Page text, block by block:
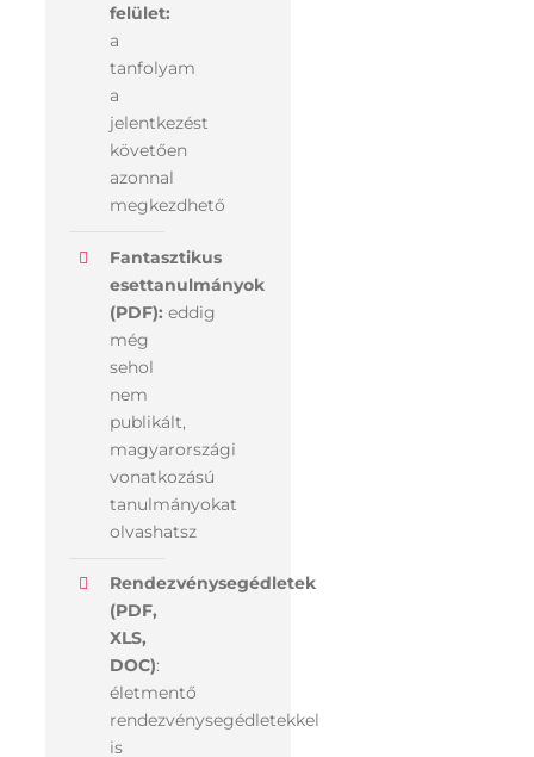
felület:
a
tanfolyam
a
jelentkezést
követően
azonnal
megkezdhető
Fantasztikus
esettanulmányok
(PDF): eddig
még
sehol
nem
publikált,
magyarországi
vonatkozású
tanulmányokat
olvashatsz
Rendezvénysegédletek
(PDF,
XLS,
DOC):
életmentő
rendezvénysegédletekkel
is